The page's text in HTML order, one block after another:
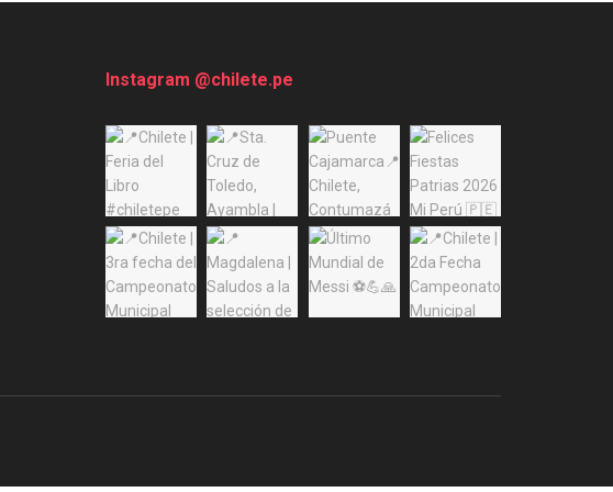
Instagram @chilete.pe